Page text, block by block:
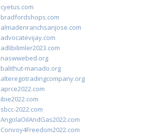
cyetus.com
bradfordshops.com
almadenranchsanjose.com
advocatevijay.com
adlibilimler2023.com
naswwebed.org
balithut-manado.org
alteregotradingcompany.org
aprce2022.com
ibie2022.com
sbcc-2022.com
AngolaOilAndGas2022.com
Convoy4Freedom2022.com